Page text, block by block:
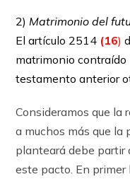
2)Matrimonio del
El ar­tícu­lo 2514 (16)
matrimonio contraído
testamento anterior
Consideramos que la
a muchos más que
planteará debe partir
este pacto. En primer